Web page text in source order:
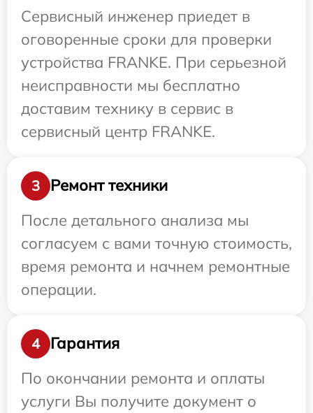
Сервисный инженер приедет в
оговоренные сроки для проверки
устройства FRANKE. При серьезной
неисправности мы бесплатно
доставим технику в сервис в
сервисный центр FRANKE.
3
Ремонт техники
После детального анализа мы
согласуем с вами точную стоимость,
время ремонта и начнем ремонтные
операции.
4
Гарантия
По окончании ремонта и оплаты
услуги Вы получите документ о